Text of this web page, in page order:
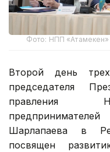
Фото: НПП «Атамекен»
Второй день
председателя
правления
Шарлапаева в
посвящен